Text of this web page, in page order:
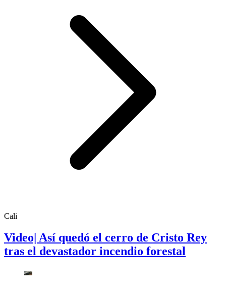
Cali
Video| Así quedó el cerro de Cristo Rey
tras el devastador incendio forestal